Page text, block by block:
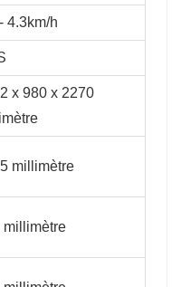
4.3km/h
x 980 x 2270
millimètre
millimètre